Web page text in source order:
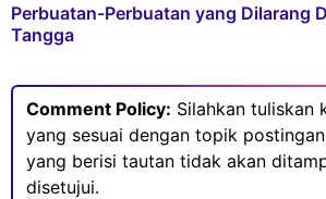
Perbuatan-Perbuatan yang Dilarang
Tangga
Comment Policy: Silahkan tuliskan
yang sesuai dengan topik
yang berisi tautan tidak akan
disetujui.